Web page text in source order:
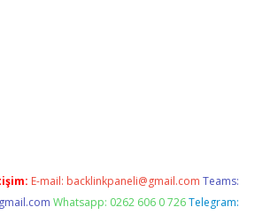
E-mail: backlinkpaneli@gmail.com Teams:
Whatsapp: 0262 606 0 726 Telegram: